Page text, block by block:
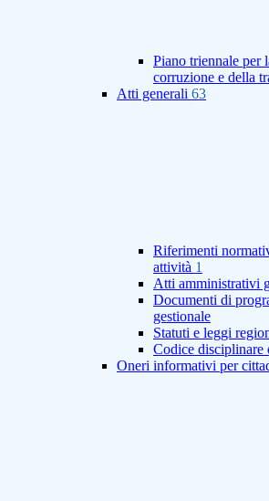
Piano triennale per
corruzione e della
Atti generali 63
Riferimenti
attività 1
Atti amministrativi
Documenti di
gestionale
Statuti e leggi
Codice disciplinare
Oneri informativi per